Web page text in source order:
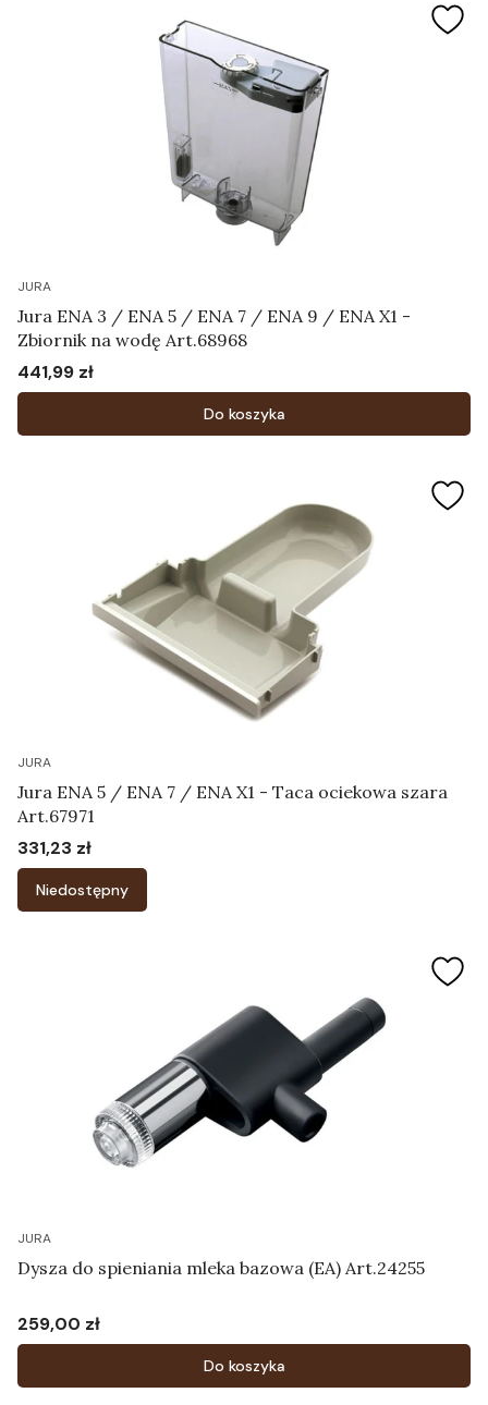
JURA
Jura ENA 3 / ENA 5 / ENA 7 / ENA 9 / ENA X1 -
Zbiornik na wodę Art.68968
Cena
441,99 zł
Do koszyka
JURA
Jura ENA 5 / ENA 7 / ENA X1 - Taca ociekowa szara
Art.67971
Cena
331,23 zł
Niedostępny
JURA
Dysza do spieniania mleka bazowa (EA) Art.24255
Cena
259,00 zł
Do koszyka